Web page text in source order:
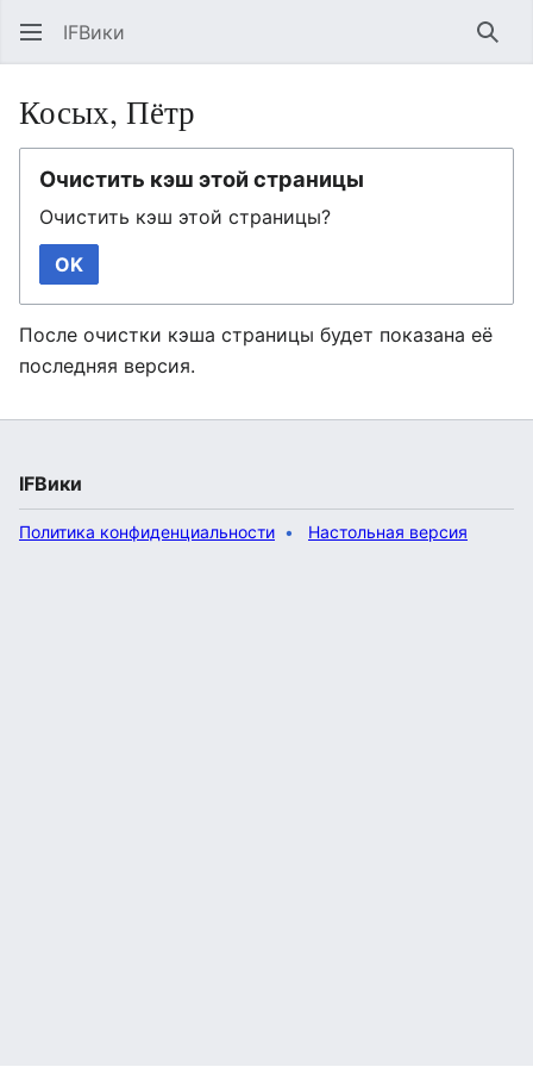
IFВики
Косых, Пётр
Очистить кэш этой страницы
Очистить кэш этой страницы?
OK
После очистки кэша страницы будет показана её
последняя версия.
IFВики
Политика конфиденциальности Настольная версия